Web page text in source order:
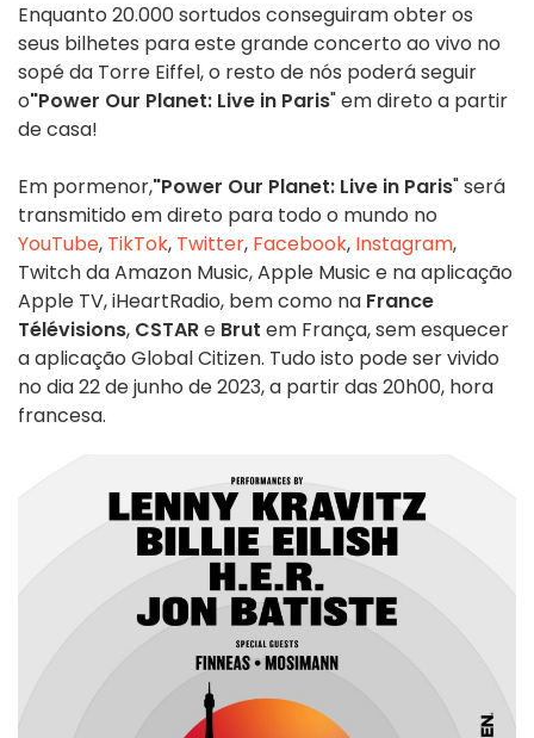
Enquanto 20.000 sortudos conseguiram obter os
seus bilhetes para este grande concerto ao vivo no
sopé da Torre Eiffel, o resto de nós poderá seguir
o"Power Our Planet: Live in Paris" em direto a partir
de casa!
Em pormenor,"Power Our Planet: Live in Paris" será
transmitido em direto para todo o mundo no
YouTube, TikTok, Twitter, Facebook, Instagram,
Twitch da Amazon Music, Apple Music e na aplicação
Apple TV, iHeartRadio, bem como na France
Télévisions, CSTARe Brut em França, sem esquecer
a aplicação Global Citizen. Tudo isto pode ser vivido
no dia 22 de junho de 2023, a partir das 20h00, hora
francesa.